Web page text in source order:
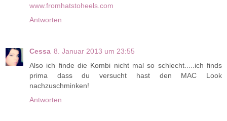
www.fromhatstoheels.com
Antworten
Cessa 8. Januar 2013 um 23:55
Also ich finde die Kombi nicht mal so schlecht.....ich finds
prima dass du versucht hast den MAC Look
nachzuschminken!
Antworten